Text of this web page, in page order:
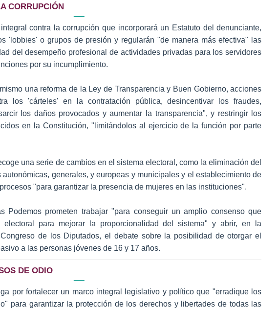
CORRUPCIÓN
contra la corrupción que incorporará un Estatuto del denunciante,
'lobbies' o grupos de presión y regularán "de manera más efectiva" las
del desempeño profesional de actividades privadas para los servidores
por su incumplimiento.
una reforma de la Ley de Transparencia y Buen Gobierno, acciones
los 'cárteles' en la contratación pública, desincentivar los fraudes,
los daños provocados y aumentar la transparencia", y restringir los
en la Constitución, "limitándolos al ejercicio de la función por parte
una serie de cambios en el sistema electoral, como la eliminación del
generales, y europeas y municipales y el establecimiento de
"para garantizar la presencia de mujeres en las instituciones".
Podemos prometen trabajar "para conseguir un amplio consenso que
electoral para mejorar la proporcionalidad del sistema" y abrir, en la
de los Diputados, el debate sobre la posibilidad de otorgar el
a las personas jóvenes de 16 y 17 años.
DE ODIO
por fortalecer un marco integral legislativo y político que "erradique los
para garantizar la protección de los derechos y libertades de todas las